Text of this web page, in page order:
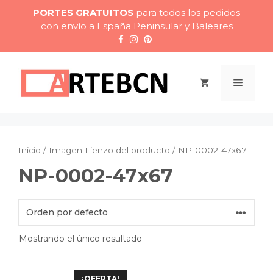
contenido
PORTES GRATUITOS para todos los pedidos
con envío a España Peninsular y Baleares
Menú
Inicio / Imagen Lienzo del producto / NP-0002-47x67
NP-0002-47x67
Mostrando el único resultado